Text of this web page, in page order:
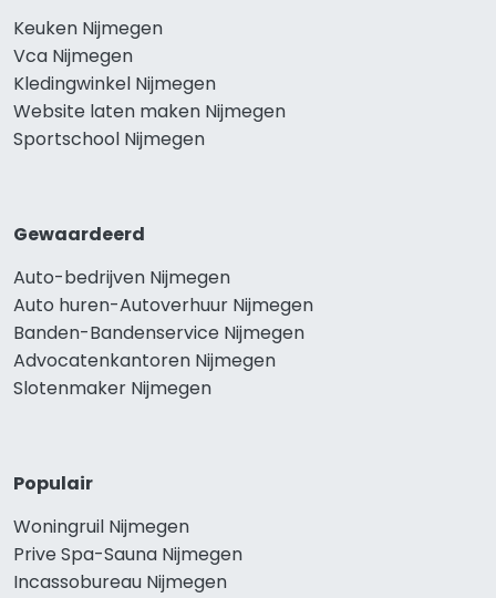
Keuken Nijmegen
Vca Nijmegen
Kledingwinkel Nijmegen
Website laten maken Nijmegen
Sportschool Nijmegen
Gewaardeerd
Auto-bedrijven Nijmegen
Auto huren-Autoverhuur Nijmegen
Banden-Bandenservice Nijmegen
Advocatenkantoren Nijmegen
Slotenmaker Nijmegen
Populair
Woningruil Nijmegen
Prive Spa-Sauna Nijmegen
Incassobureau Nijmegen